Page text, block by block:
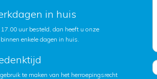
in huis
uur besteld, dan heeft u onze
enkele dagen in huis.
te maken van het herroepingsrecht